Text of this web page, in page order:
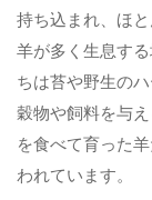
持ち込まれ、ほ
羊が多く生息す
ちは苔や野生の
穀物や飼料を与
を食べて育った
われています。